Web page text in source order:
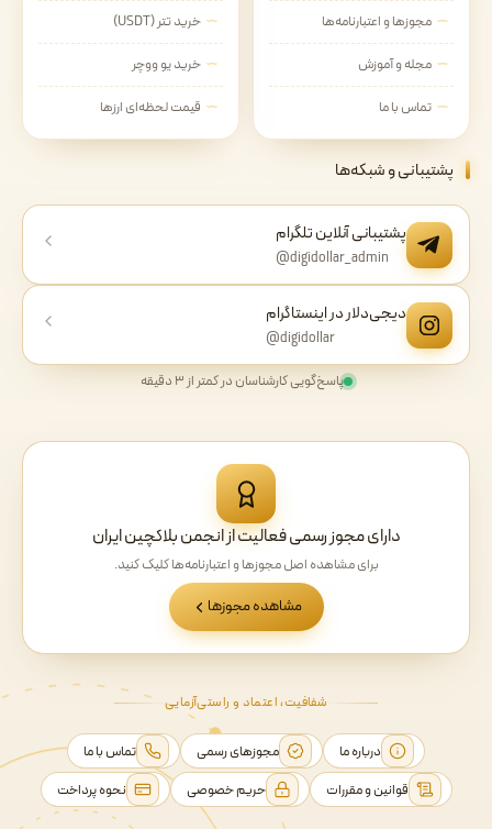
مجوزها و اعتبارنامه‌ها
مجله و آموزش
تماس با ما
خرید تتر (USDT)
خرید یو ووچر
قیمت لحظه‌ای ارزها
پشتیبانی و شبکه‌ها
پشتیبانی آنلاین تلگرام
@digidollar_admin
دیجی‌دلار در اینستاگرام
@digidollar
پاسخ‌گویی کارشناسان در کمتر از ۳ دقیقه
دارای مجوز رسمی فعالیت از انجمن بلاکچین ایران
برای مشاهده اصل مجوزها و اعتبارنامه‌ها کلیک کنید.
مشاهده مجوزها
شفافیت، اعتماد و راستی‌آزمایی
درباره ما مجوزهای رسمی
تماس با ما
قوانین و مقررات
حریم خصوصی نحوه پرداخت